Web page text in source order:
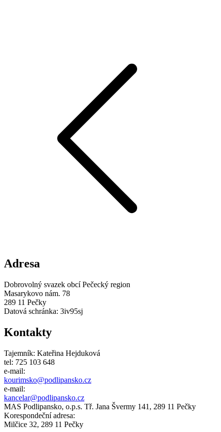
Adresa
Dobrovolný svazek obcí Pečecký region
Masarykovo nám. 78
289 11 Pečky
Datová schránka: 3iv95sj
Kontakty
Tajemník: Kateřina Hejduková
tel: 725 103 648
e-mail:
kourimsko@podlipansko.cz
e-mail:
kancelar@podlipansko.cz
MAS Podlipansko, o.p.s. Tř. Jana Švermy 141, 289 11 Pečky
Korespondeční adresa:
Milčice 32, 289 11 Pečky